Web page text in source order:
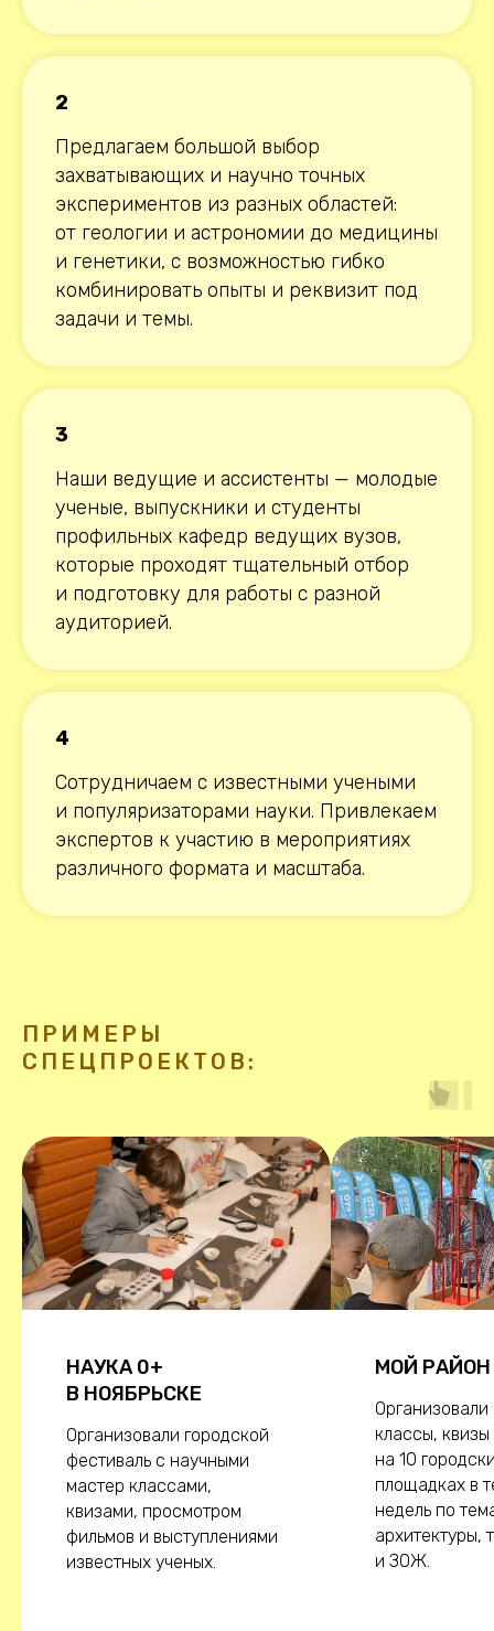
2
Предлагаем большой выбор
захватывающих и научно точных
экспериментов из разных областей:
от геологии и астрономии до медицины
и генетики, с возможностью гибко
комбинировать опыты и реквизит под
задачи и темы.
3
Наши ведущие и ассистенты — молодые
ученые, выпускники и студенты
профильных кафедр ведущих вузов,
которые проходят тщательный отбор
и подготовку для работы с разной
аудиторией.
4
Сотрудничаем с известными учеными
и популяризаторами науки. Привлекаем
экспертов к участию в мероприятиях
различного формата и масштаба.
ПРИМЕРЫ
СПЕЦПРОЕКТОВ:
НАУКА 0+
В НОЯБРЬСКЕ
Организовали городской
фестиваль с научными
мастер классами,
квизами, просмотром
фильмов и выступлениями
известных ученых.
МОЙ РАЙОН
классы,
на 10
площадках в
недель по
архитектуры,
и ЗОЖ.